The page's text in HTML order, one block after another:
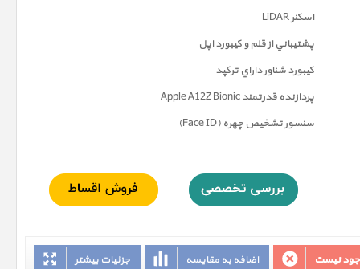
اسکنر LiDAR
پشتيباني از قلم و کيبورد اپل
کيبورد شناور داراي ترکپد
پردازنده قدرتمند Apple A12Z Bionic
سنسور تشخيص چهره (Face ID)
جزئیات بیشتر اضافه به مقایسه نیست